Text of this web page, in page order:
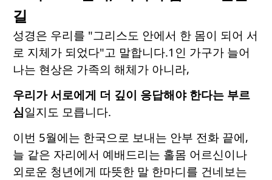
길
성경은 우리를 "그리스도 안에서 한 몸이 되어 서
로 지체가 되었다"고 말합니다.1인 가구가 늘어
나는 현상은 가족의 해체가 아니라,
우리가 서로에게 더 깊이 응답해야 한다는 부르
심일지도 모릅니다.
이번 5월에는 한국으로 보내는 안부 전화 끝에,
늘 같은 자리에서 예배드리는 홀몸 어르신이나
외로운 청년에게 따뜻한 말 한마디를 건네보는